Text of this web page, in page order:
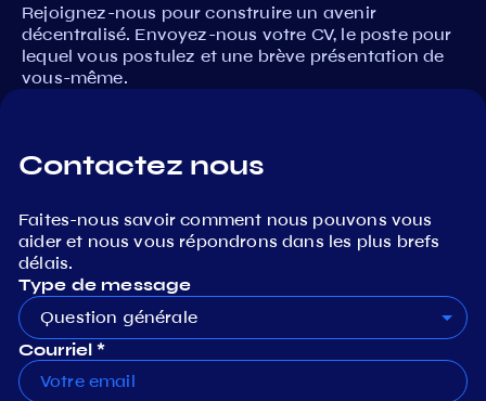
Rejoignez-nous pour construire un avenir
décentralisé. Envoyez-nous votre CV, le poste pour
lequel vous postulez et une brève présentation de
vous-même.
Contactez nous
Faites-nous savoir comment nous pouvons vous
aider et nous vous répondrons dans les plus brefs
délais.
Type de message
Question générale
Courriel *